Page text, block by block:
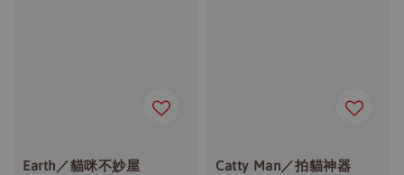
Earth／貓咪不妙屋 Catty Man／拍貓神器